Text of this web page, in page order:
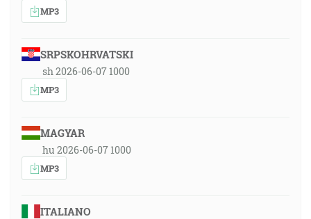
MP3
SRPSKOHRVATSKI
sh 2026-06-07 1000
MP3
MAGYAR
hu 2026-06-07 1000
MP3
ITALIANO